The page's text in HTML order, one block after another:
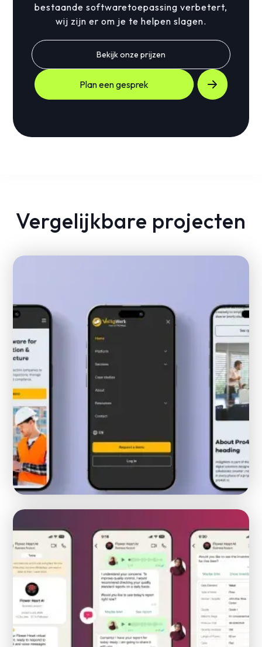
bestaande softwaretoepassing verbetert,
wij zijn er om je te helpen slagen.
Bekijk onze prijzen
Plan een gesprek
Vergelijkbare projecten
Hoe Safetyfirst een rebranding onderging en
migreerde van WordPress naar Webflow
WEBFLOW MIGRATIE